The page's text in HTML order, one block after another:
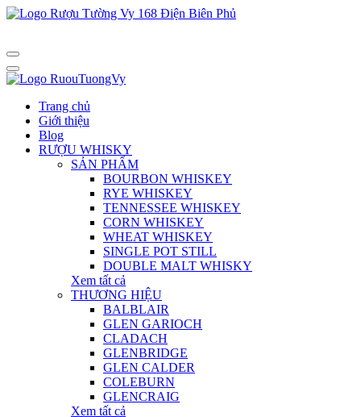
Trang chủ
Giới thiệu
Blog
RƯỢU WHISKY
SẢN PHẨM
BOURBON WHISKEY
RYE WHISKEY
TENNESSEE WHISKEY
CORN WHISKEY
WHEAT WHISKEY
SINGLE POT STILL
DOUBLE MALT WHISKY
Xem tất cả
THƯƠNG HIỆU
BALBLAIR
GLEN GARIOCH
CLADACH
GLENBRIDGE
GLEN CALDER
COLEBURN
GLENCRAIG
Xem tất cả